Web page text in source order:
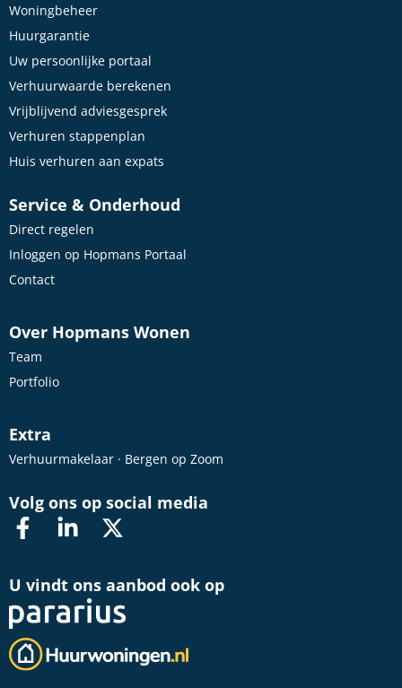
Woningbeheer
Huurgarantie
Uw persoonlijke portaal
Verhuurwaarde berekenen
Vrijblijvend adviesgesprek
Verhuren stappenplan
Huis verhuren aan expats
Service & Onderhoud
Direct regelen
Inloggen op Hopmans Portaal
Contact
Over Hopmans Wonen
Team
Portfolio
Extra
Verhuurmakelaar · Bergen op Zoom
Volg ons op social media
U vindt ons aanbod ook op